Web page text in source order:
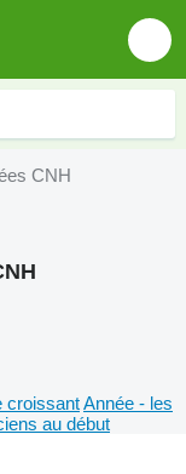
CNH
croissantAnnée - les
au début